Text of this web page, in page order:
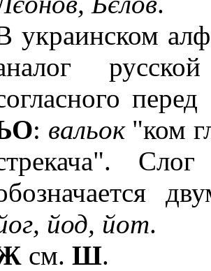
украинском
перед
: вальок"ком
йод, йот.
см. Ш.